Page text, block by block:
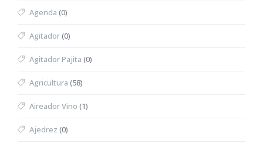
Agenda (0)
Agitador(0)
Agitador Pajita (0)
Agricultura (58)
Aireador Vino (1)
Ajedrez (0)